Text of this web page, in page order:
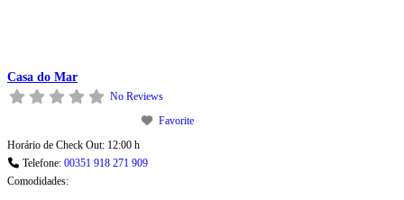
Casa do Mar
No Reviews
Favorite
Horário de Check Out: 12:00 h
Telefone: 00351 918 271 909
Comodidades: